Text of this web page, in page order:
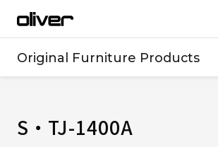
Original Furniture Products
S・TJ-1400A